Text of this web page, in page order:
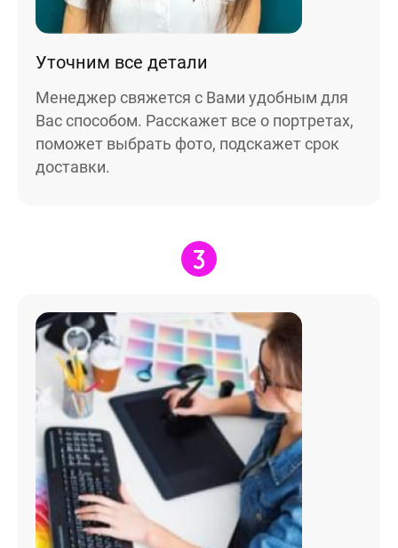
Уточним все детали
Менеджер свяжется с Вами удобным для
Вас способом. Расскажет все о портретах,
поможет выбрать фото, подскажет срок
доставки.